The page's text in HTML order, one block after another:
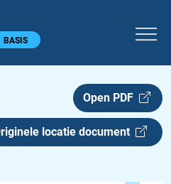
BASIS
Open PDF
locatie document